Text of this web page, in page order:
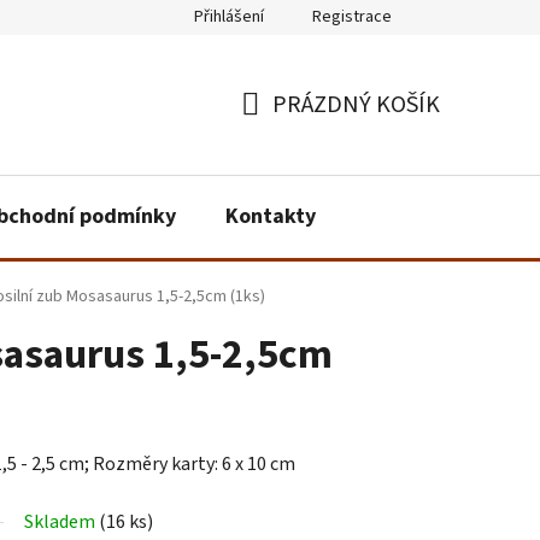
Přihlášení Registrace
PRÁZDNÝ KOŠÍK
podmínky Kontakty
zub Mosasaurus 1,5-2,5cm (1ks)
1,5-2,5cm
- 2,5 cm; Rozměry karty: 6 x 10 cm
Skladem (16 ks)